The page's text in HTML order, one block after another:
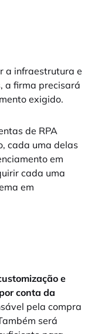
a infraestrutura e
a firma precisará
exigido.
de RPA
cada uma delas
em
cada uma
em
e
conta da
pela compra
será